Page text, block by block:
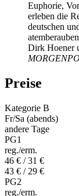
Euphorie,
erleben die
deutschen
Dirk Hoener
Preise
Kategorie B
Fr/Sa (abends)
andere Tage
PG1
reg./erm.
46 € / 31 €
43 € / 29 €
PG2
reg./erm.